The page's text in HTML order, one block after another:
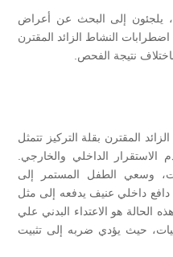
يلجئون إلى البحث عن أعراض
النشاط الزائد المقترن
نتيجة الفحص.
المقترن بقلة التركيز تتمثل
الداخلي والخارجي.
وسعي الطفل المستمر إلى
داخلي عنيف يدفعه إلى مثل
هو الاعتداء البدني علي
حيث يؤدي ضربه إلى تثبيت